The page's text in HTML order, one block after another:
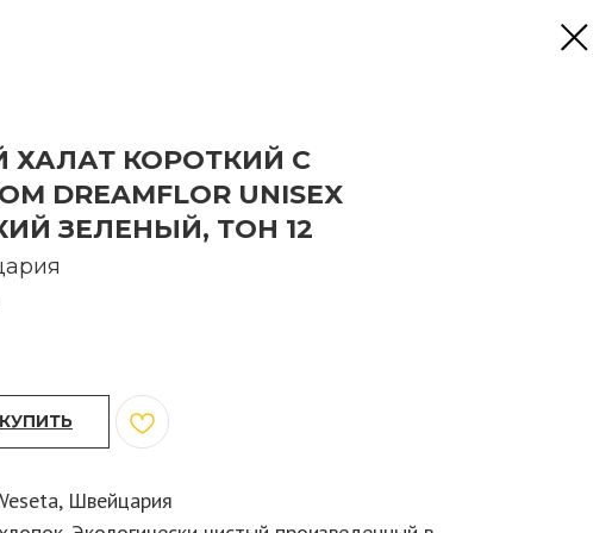
КОРОТКИЙ С
UNISEX
ЗЕЛЕНЫЙ, ТОН 12
КУПИТЬ
Швейцария